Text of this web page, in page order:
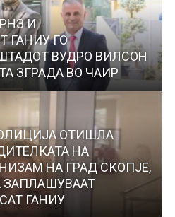
И
ГАНИУ ГО
ВУДРО ВИЛСОН
ЗГРАДА ВО ЧАИР
ОТИШЛА
НА
НА ГРАД СКОПЈЕ,
ЗАПЛАШУВААТ
ГАНИУ